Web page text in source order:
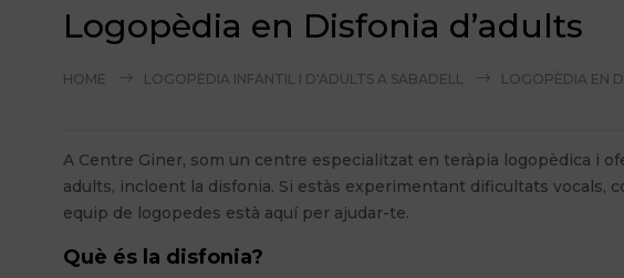
Logopèdia en Disfonia d’adults
HOME LOGOPÈDIA INFANTIL I D'ADULTS A SABADELL LOGOPÈDIA EN
A Centre Giner, som un centre especialitzat en teràpia logopèdica i
adults, incloent la disfonia. Si estàs experimentant dificultats vocals,
equip de logopedes està aquí per ajudar-te.
Què és la disfonia?